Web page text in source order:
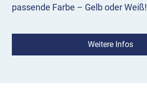
passende Farbe – Gelb oder Weiß!
Der runde Markierungsnagel aus
Weitere Infos